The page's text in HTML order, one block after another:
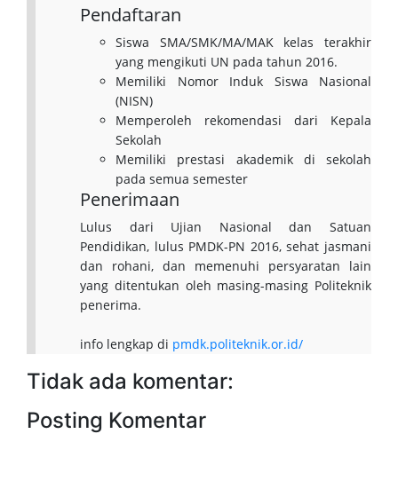
Pendaftaran
Siswa SMA/SMK/MA/MAK kelas terakhir
yang mengikuti UN pada tahun 2016.
Memiliki Nomor Induk Siswa Nasional
(NISN)
Memperoleh rekomendasi dari Kepala
Sekolah
Memiliki prestasi akademik di sekolah
pada semua semester
Penerimaan
Lulus dari Ujian Nasional dan Satuan
Pendidikan, lulus PMDK-PN 2016, sehat jasmani
dan rohani, dan memenuhi persyaratan lain
yang ditentukan oleh masing-masing Politeknik
penerima.
info lengkap di pmdk.politeknik.or.id/
Tidak ada komentar:
Posting Komentar